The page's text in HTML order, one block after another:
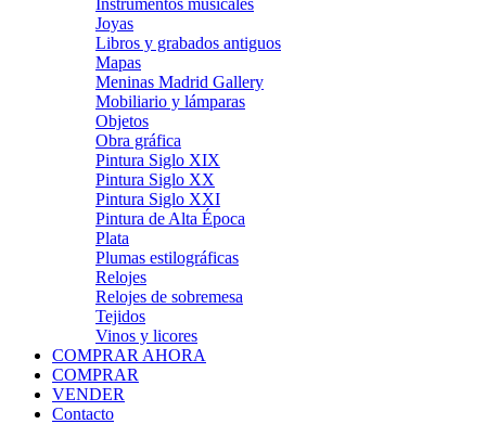
Instrumentos musicales
Joyas
Libros y grabados antiguos
Mapas
Meninas Madrid Gallery
Mobiliario y lámparas
Objetos
Obra gráfica
Pintura Siglo XIX
Pintura Siglo XX
Pintura Siglo XXI
Pintura de Alta Época
Plata
Plumas estilográficas
Relojes
Relojes de sobremesa
Tejidos
Vinos y licores
COMPRAR AHORA
COMPRAR
VENDER
Contacto